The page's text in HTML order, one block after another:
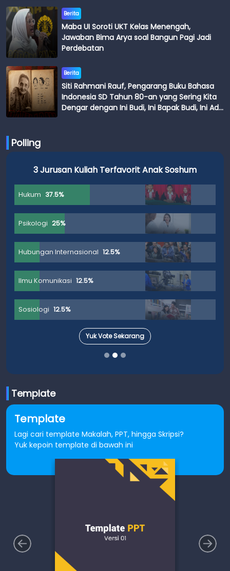
Berita
Maba UI Soroti UKT Kelas Menengah,
Jawaban Bima Arya soal Bangun Pagi Jadi
Perdebatan
Berita
Siti Rahmani Rauf, Pengarang Buku Bahasa
Indonesia SD Tahun 80-an yang Sering Kita
Dengar dengan Ini Budi, Ini Bapak Budi, Ini Adik
Polling
3 Jurusan Kuliah Terfavorit Anak Soshum
Hukum 37.5%
Psikologi 25%
Hubungan Internasional 12.5%
Ilmu Komunikasi 12.5%
Sosiologi 12.5%
Yuk Vote Sekarang
Template
Template
Lagi cari template Makalah, PPT, hingga Skripsi?
Yuk kepoin template di bawah ini